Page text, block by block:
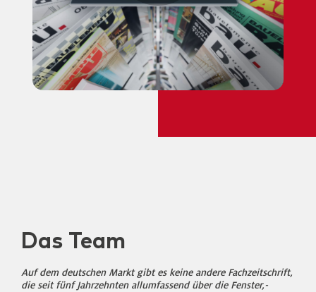
Das Team
Auf dem deutschen Markt gibt es keine andere Fachzeitschrift,
die seit fünf Jahrzehnten allumfassend über die Fenster,-